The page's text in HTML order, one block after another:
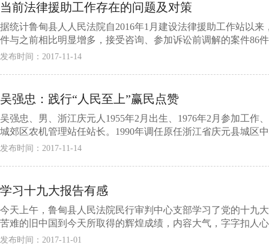
当前法律援助工作存在的问题及对策
据统计鲁甸县人人民法院自2016年1月建设法律援助工作站以
件与之前相比明显增多，接受咨询、参加诉讼前调解的案件86
发布时间：2017-11-14
吴强忠：践行“人民至上”赢民点赞
吴强忠、男、浙江庆元人1955年2月出生、1976年2月参加工作
城郊区农机管理站任站长。1990年调任原任浙江省庆元县城区
发布时间：2017-11-14
学习十九大报告有感
今天上午，鲁甸县人民法院民行审判中心支部学习了党的十九
苦难的旧中国到今天所取得的辉煌成绩，内容大气，字字扣人
发布时间：2017-11-01